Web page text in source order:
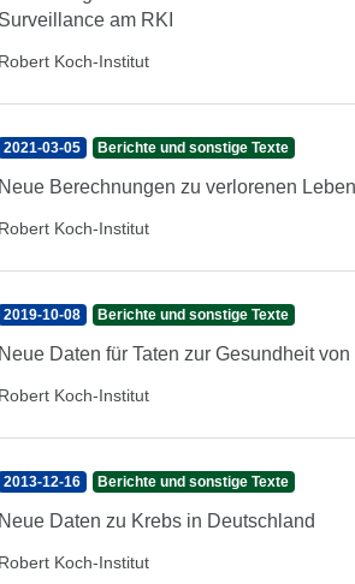
Surveillance am RKI
Robert Koch-Institut
2021-03-05 Berichte und sonstige Texte
Neue Berechnungen zu verlorenen
Robert Koch-Institut
2019-10-08 Berichte und sonstige Texte
Neue Daten für Taten zur Gesundheit
Robert Koch-Institut
2013-12-16 Berichte und sonstige Texte
Neue Daten zu Krebs in Deutschland
Robert Koch-Institut